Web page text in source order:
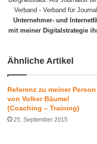
Verband - Verband für
Unternehmer- und
mit meiner Digitalstrategie
Ähnliche Artikel
Referenz zu meiner Person
von Volker Bäumel
(Coaching – Training)
25. September 2015